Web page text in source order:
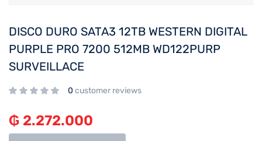
DISCO DURO SATA3 12TB WESTERN DIGITAL
PURPLE PRO 7200 512MB WD122PURP
SURVEILLACE
0 customer reviews
₲ 2.272.000